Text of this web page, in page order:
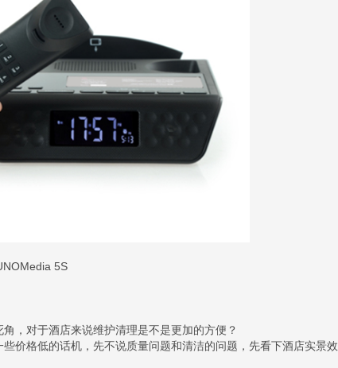
5S
，对于酒店来说维护清理是不是更加的方便？
价格低的话机，先不说质量问题和清洁的问题，先看下酒店实景效